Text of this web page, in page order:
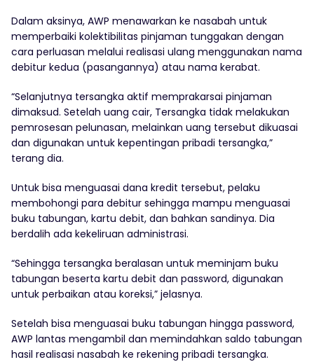
Dalam aksinya, AWP menawarkan ke nasabah untuk
memperbaiki kolektibilitas pinjaman tunggakan dengan
cara perluasan melalui realisasi ulang menggunakan nama
debitur kedua (pasangannya) atau nama kerabat.
“Selanjutnya tersangka aktif memprakarsai pinjaman
dimaksud. Setelah uang cair, Tersangka tidak melakukan
pemrosesan pelunasan, melainkan uang tersebut dikuasai
dan digunakan untuk kepentingan pribadi tersangka,”
terang dia.
Untuk bisa menguasai dana kredit tersebut, pelaku
membohongi para debitur sehingga mampu menguasai
buku tabungan, kartu debit, dan bahkan sandinya. Dia
berdalih ada kekeliruan administrasi.
“Sehingga tersangka beralasan untuk meminjam buku
tabungan beserta kartu debit dan password, digunakan
untuk perbaikan atau koreksi,” jelasnya.
Setelah bisa menguasai buku tabungan hingga password,
AWP lantas mengambil dan memindahkan saldo tabungan
hasil realisasi nasabah ke rekening pribadi tersangka.